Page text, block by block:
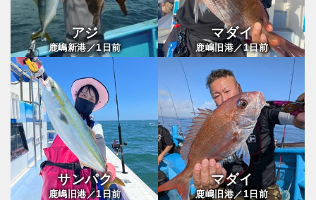
アジ
鹿嶋新港／1 日前
マダイ
鹿嶋旧港／1日前
サンパク
鹿嶋旧港／1日前
マダイ
鹿嶋旧港／1 日前